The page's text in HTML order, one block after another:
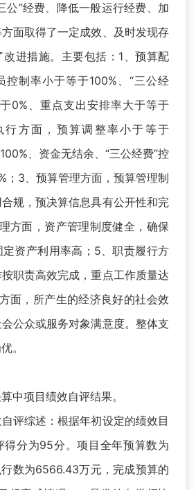
公”经费、降低一般运行经费、加
面取得了一定成效、及时发现存
进措施。主要包括：1、预算配
控制率小于等于100%、“三公经
0%、重点支出安排率大于等于
行方面，预算调整率小于等于
、资金无结余、“三公经费”控
；3、预算管理方面，预算管理制
规，预决算信息具有公开性和完
方面，资产管理制度健全，确保
资产利用率高；5、职责履行方
职责高效完成，重点工作质量达
面，所产生的经济良好的社会效
公众或服务对象满意度。整体支
。
中项目绩效自评结果。
评综述：根据年初设定的绩效目
得分为95分。项目全年预算数为
数为6566.43万元，完成预算的